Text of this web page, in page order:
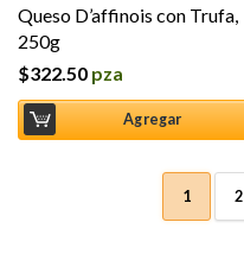
Queso D’affinois con Trufa,
250g
$322.50 pza
Agregar
1 2